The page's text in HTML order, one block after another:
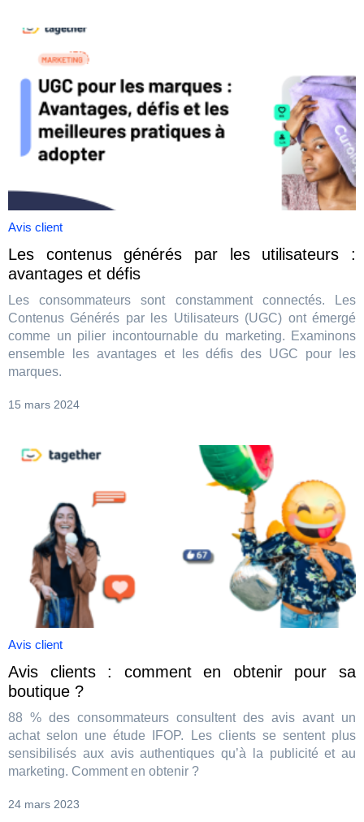
Avis client
Les contenus générés par les utilisateurs :
avantages et défis
Les consommateurs sont constamment connectés. Les
Contenus Générés par les Utilisateurs (UGC) ont émergé
comme un pilier incontournable du marketing. Examinons
ensemble les avantages et les défis des UGC pour les
marques.
15 mars 2024
Avis client
Avis clients : comment en obtenir pour sa
boutique ?
88 % des consommateurs consultent des avis avant un
achat selon une étude IFOP. Les clients se sentent plus
sensibilisés aux avis authentiques qu’à la publicité et au
marketing. Comment en obtenir ?
24 mars 2023